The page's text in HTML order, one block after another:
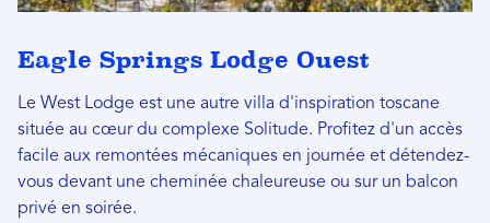
Eagle Springs Lodge Ouest
Le West Lodge est une autre villa d'inspiration toscane
située au cœur du complexe Solitude. Profitez d'un accès
facile aux remontées mécaniques en journée et détendez-
vous devant une cheminée chaleureuse ou sur un balcon
privé en soirée.